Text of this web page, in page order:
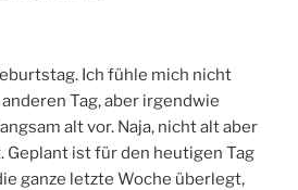
Ich fühle mich nicht
Tag, aber irgendwie
alt vor. Naja, nicht alt aber
Geplant ist für den heutigen Tag
ganze letzte Woche überlegt,